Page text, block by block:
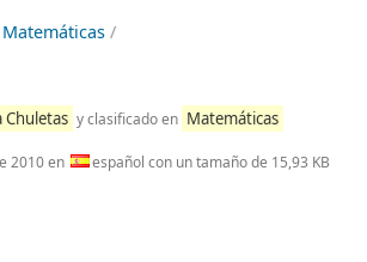
Matemáticas /
Chuletas y clasificado en Matemáticas
2010en español con un tamaño de 15,93 KB